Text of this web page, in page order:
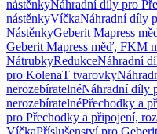
nástěnkyNáhradní díly pro
nástěnkyVíčkaNáhradní díly
NástěnkyGeberit Mapress
Geberit Mapress měď, FKM
NátrubkyRedukceNáhradní
pro KolenaT tvarovky
nerozebíratelnéNáhradní díly
nerozebíratelnéPřechodky a
pro Přechodky a připojení,
VíčkaPříslušenství pro